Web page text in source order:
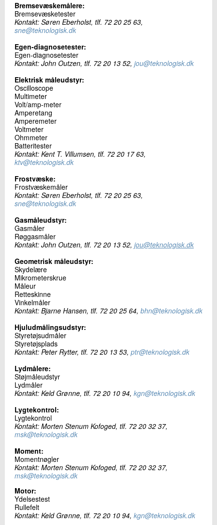
Bremsevæskemålere:
Bremsevæsketester
Kontakt: Søren Eberholst, tlf. 72 20 25 63,
sne@teknologisk.dk
Egen-diagnosetester:
Egen-diagnosetester
Kontakt: John Outzen, tlf. 72 20 13 52, jou@teknologisk.dk
Elektrisk måleudstyr:
Oscilloscope
Multimeter
Volt/amp-meter
Amperetang
Amperemeter
Voltmeter
Ohmmeter
Batteritester
Kontakt: Kent T. Villumsen, tlf. 72 20 17 63,
ktv@teknologisk.dk
Frostvæske:
Frostvæskemåler
Kontakt: Søren Eberholst, tlf. 72 20 25 63,
sne@teknologisk.dk
Gasmåleudstyr:
Gasmåler
Røggasmåler
Kontakt: John Outzen, tlf. 72 20 13 52, jou@teknologisk.dk
Geometrisk måleudstyr:
Skydelære
Mikrometerskrue
Måleur
Retteskinne
Vinkelmåler
Kontakt: Bjarne Hansen, tlf. 72 20 25 64, bhn@teknologisk.dk
Hjuludmålingsudstyr:
Styretøjsudmåler
Styretøjsplads
Kontakt: Peter Rytter, tlf. 72 20 13 53, ptr@teknologisk.dk
Lydmålere:
Støjmåleudstyr
Lydmåler
Kontakt: Keld Grønne, tlf. 72 20 10 94, kgn@teknologisk.dk
Lygtekontrol:
Lygtekontrol
Kontakt: Morten Stenum Kofoged, tlf. 72 20 32 37,
msk@teknologisk.dk
Moment:
Momentnøgler
Kontakt: Morten Stenum Kofoged, tlf. 72 20 32 37,
msk@teknologisk.dk
Motor:
Ydelsestest
Rullefelt
Kontakt: Keld Grønne, tlf. 72 20 10 94, kgn@teknologisk.dk